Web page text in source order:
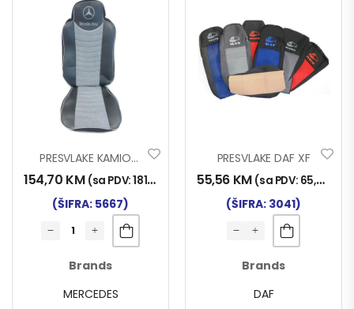
PRESVLAKE KAMION EKO KOŽA-VELUR MP2-3 CRNE-SIVE
154,70 KM (sa PDV:181,00
(ŠIFRA: 5667)
Brands
MERCEDES
PRESVLAKE DAF XF
55,56 KM (sa PDV: 65,00
(ŠIFRA: 3041)
Brands
DAF